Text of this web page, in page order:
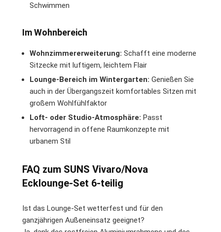
Schwimmen
Im Wohnbereich
Wohnzimmererweiterung: Schafft eine moderne
Sitzecke mit luftigem, leichtem Flair
Lounge-Bereich im Wintergarten: Genießen Sie
auch in der Übergangszeit komfortables Sitzen mit
großem Wohlfühlfaktor
Loft- oder Studio-Atmosphäre: Passt
hervorragend in offene Raumkonzepte mit
urbanem Stil
FAQ zum SUNS Vivaro/Nova
Ecklounge-Set 6-teilig
Ist das Lounge-Set wetterfest und für den
ganzjährigen Außeneinsatz geeignet?